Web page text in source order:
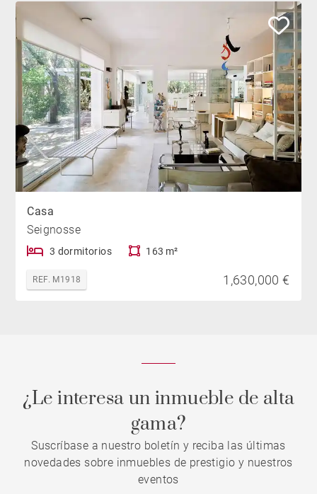
Casa
Seignosse
3 dormitorios 163 m²
REF. M1918 1,630,000 €
¿Le interesa un inmueble de alta
gama?
Suscríbase a nuestro boletín y reciba las últimas
novedades sobre inmuebles de prestigio y nuestros
eventos